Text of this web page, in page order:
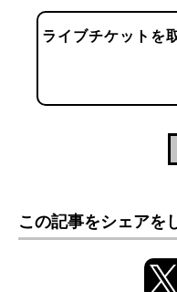
ライブチケットを
この記事をシェアを